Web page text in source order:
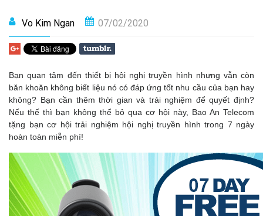
Vo Kim Ngan 07/02/2020
Bạn quan tâm đến thiết bị hội nghị truyền hình nhưng vẫn còn
băn khoăn không biết liệu nó có đáp ứng tốt nhu cầu của bạn hay
không? Bạn cần thêm thời gian và trải nghiệm để quyết định?
Nếu thế thì bạn không thể bỏ qua cơ hội này, Bao An Telecom
tặng bạn cơ hội trải nghiệm hội nghị truyền hình trong 7 ngày
hoàn toàn miễn phí!